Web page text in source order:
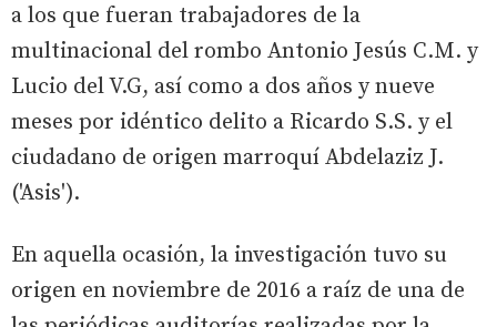
a los que fueran trabajadores de la
multinacional del rombo Antonio Jesús C.M. y
Lucio del V.G, así como a dos años y nueve
meses por idéntico delito a Ricardo S.S. y el
ciudadano de origen marroquí Abdelaziz J.
('Asis').
En aquella ocasión, la investigación tuvo su
origen en noviembre de 2016 a raíz de una de